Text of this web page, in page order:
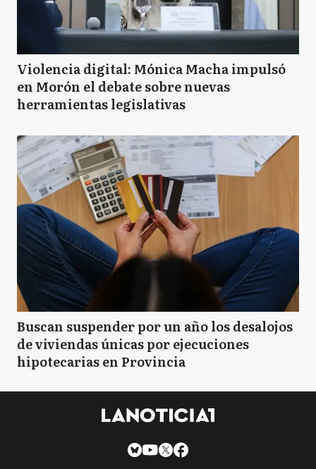
Violencia digital: Mónica Macha impulsó
en Morón el debate sobre nuevas
herramientas legislativas
Buscan suspender por un año los desalojos
de viviendas únicas por ejecuciones
hipotecarias en Provincia